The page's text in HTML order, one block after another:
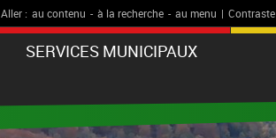
Aller : au contenu - à la recherche - au menu | Contraste
SERVICES MUNICIPAUX